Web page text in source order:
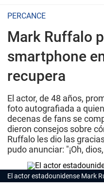
PERCANCE
Mark Ruffalo
smartphone
recupera
El actor, de 48 años,
foto autografiada a
decenas de fans se
dieron consejos sobre
Ruffalo les dio las
pudo anunciar: "¡Oh,
El actor estadounidense Mark